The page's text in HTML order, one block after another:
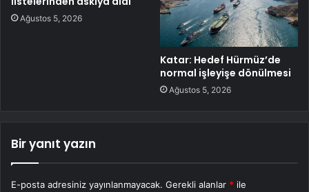
Ağustos 5, 2026
Katar: Hedef Hürmüz’de
normal işleyişe dönülmesi
Ağustos 5, 2026
Bir yanıt yazın
E-posta adresiniz yayınlanmayacak. Gerekli alanlar * ile